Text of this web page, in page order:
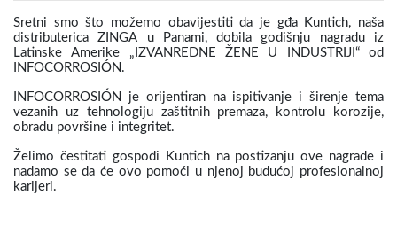
Sretni smo što možemo obavijestiti da je gđa Kuntich, naša
distributerica ZINGA u Panami, dobila godišnju nagradu iz
Latinske Amerike „IZVANREDNE ŽENE U INDUSTRIJI“ od
INFOCORROSIÓN.
INFOCORROSIÓN je orijentiran na ispitivanje i širenje tema
vezanih uz tehnologiju zaštitnih premaza, kontrolu korozije,
obradu površine i integritet.
Želimo čestitati gospođi Kuntich na postizanju ove nagrade i
nadamo se da će ovo pomoći u njenoj budućoj profesionalnoj
karijeri.